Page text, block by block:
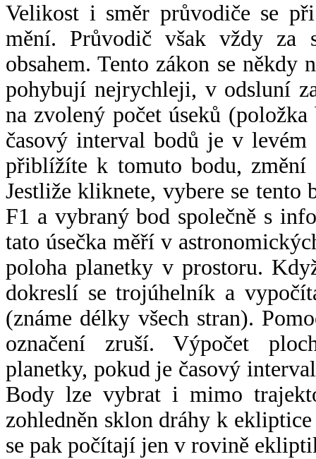
Velikost i směr průvodiče se
mění. Průvodič však vždy za
obsahem. Tento zákon se někdy
pohybují nejrychleji, v odsluní
na zvolený počet úseků
časový interval bodů je v
přiblížíte k tomuto bodu,
Jestliže kliknete, vybere se tento
F1 a vybraný bod společně s
tato úsečka měří v
poloha planetky v prostoru.
dokreslí se trojúhelník a
(známe délky všech stran).
označení zruší. Výpočet
planetky, pokud je časový
Body lze vybrat i mimo
zohledněn sklon dráhy k
se pak počítají jen v rovině